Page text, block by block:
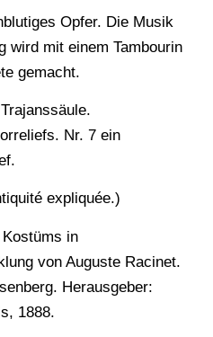
Opfer. Die Musik
wird mit einem Tambourin
gemacht.
Nr. 7 ein
expliquée.)
in
von Auguste Racinet.
Herausgeber:
1888.